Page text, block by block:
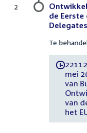
de Eerste
Te
-
mei
van
van
het
2